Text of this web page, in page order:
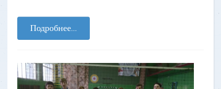
Подробнее...